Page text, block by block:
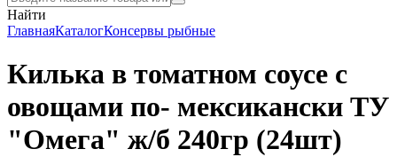
Найти
ГлавнаяКаталогКонсервы рыбные
Килька в томатном соусе с
овощами по- мексикански ТУ
"Омега" ж/б 240гр (24шт)